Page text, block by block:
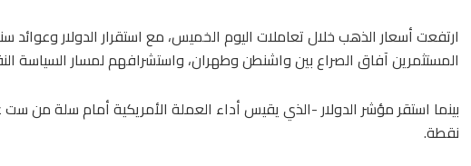
ارتفعت أسعار الذهب خلال تعاملات اليوم الخميس، مع استقرار الدولار وعوائد
المستثمرين آفاق الصراع بين واشنطن وطهران، واستشرافهم لمسار السياسة
نقطة.